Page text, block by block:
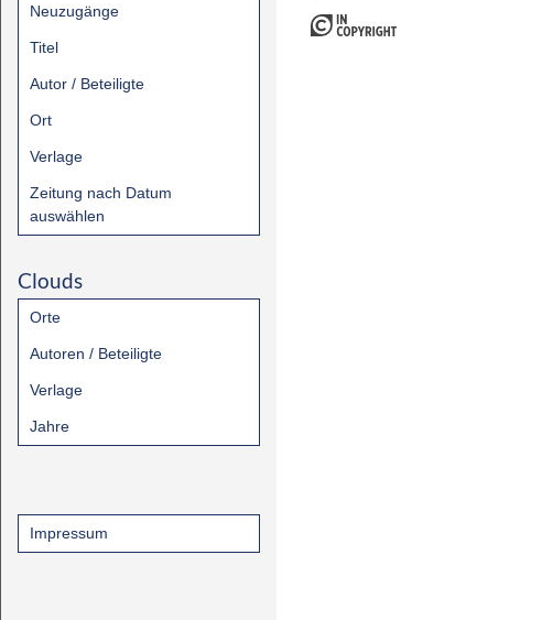
Neuzugänge
Titel
Autor / Beteiligte
Ort
Verlage
Zeitung nach Datum
auswählen
Clouds
Orte
Autoren / Beteiligte
Verlage
Jahre
Impressum